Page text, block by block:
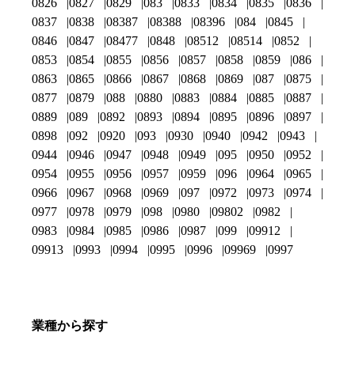
0826
0827 0829 083 0833 0834 0835
0836
0837
0838 08387 08388 08396 084
0845
0846
0847 08477 0848 08512 08514
0852
0853
0854 0855 0856 0857 0858 0859
086
0863
0865 0866 0867 0868 0869 087
0875
0877
0879 088 0880 0883 0884 0885
0887
0889
089 0892 0893 0894 0895 0896
0897
0898
092 0920 093 0930 0940 0942
0943
0944
0946 0947 0948 0949 095 0950
0952
0954
0955 0956 0957 0959 096 0964
0965
0966
0967 0968 0969 097 0972 0973
0974
0977
0978 0979 098 0980 09802
0982
0983
0984 0985 0986 0987 099
09912
09913
0993 0994 0995 0996 09969 0997
業種から探す